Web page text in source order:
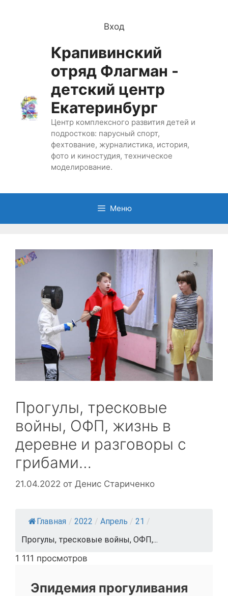
Вход
Крапивинский
отряд Флагман -
детский центр
Екатеринбург
Центр комплексного развития детей и
подростков: парусный спорт,
фехтование, журналистика, история,
фото и киностудия, техническое
моделирование.
Меню
Прогулы, тресковые
войны, ОФП, жизнь в
деревне и разговоры с
грибами…
21.04.2022 от Денис Стариченко
Главная / 2022 / Апрель / 21 /
Прогулы, тресковые войны, ОФП,...
1 111 просмотров
Эпидемия прогуливания